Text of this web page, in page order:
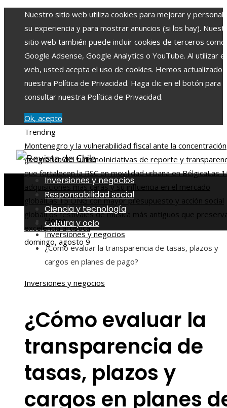
Nuestro sitio web utiliza cookies para mejorar y
su experiencia y para mostrar anuncios (si los hay).
sitio web también puede incluir cookies de terceros como
Google Adsense, Google Analytics o YouTube. Al utilizar
web, usted acepta el uso de cookies. Hemos actualizado
nuestra Política de Privacidad. Haga clic en el botón para
consultar nuestra Política de Privacidad.
Ok, acepto
Trending
Montenegro y la vulnerabilidad fiscal ante la concentración
geográfica del turismoIniciativas de reporte y
que fortalecen la RSC en movilidad urbana en BélgicaLas
adquisiciones más caras y su influencia en el mercado
globalLas 15 ONG con mayor presupuesto y acción social
globalLos festivales de música más antiguos que
excelencia artística
domingo, agosto 9
Inversiones y negocios
Responsabilidad social
Ciencia y tecnología
Cultura y ocio
Home
Inversiones y negocios
¿Cómo evaluar la transparencia de tasas, plazos y
cargos en planes de pago?
Inversiones y negocios
¿Cómo evaluar la
transparencia de
tasas, plazos y
cargos en planes